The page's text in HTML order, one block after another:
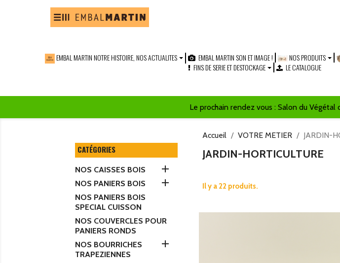
EMBAL MARTIN NOTRE HISTOIRE, NOS ACTUALITES EMBAL MARTIN SON ET IMAGE ! NOS PRODUITS
FINS DE SERIE ET DESTOCKAGE
LE CATALOGUE
Le prochain rendez vous : Salon du Végétal
CATÉGORIES
NOS CAISSES BOIS 
NOS PANIERS BOIS 
NOS PANIERS BOIS
SPECIAL CUISSON
NOS COUVERCLES POUR
PANIERS RONDS
NOS BOURRICHES
TRAPEZIENNES

Accueil VOTRE METIER JARDIN-
JARDIN-HORTICULTURE
Il y a 22 produits.